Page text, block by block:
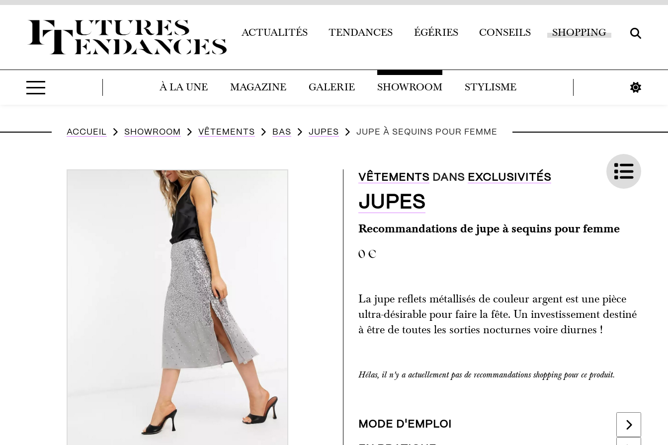
ACTUALITÉS TENDANCES ÉGÉRIES CONSEILS SHOPPING
À LA UNE MAGAZINE GALERIE SHOWROOM STYLISME
ACCUEIL SHOWROOM VÊTEMENTS BAS JUPES JUPE À SEQUINS POUR FEMME
VÊTEMENTS DANS EXCLUSIVITÉS
JUPES
Recommandations de jupe à sequins pour femme
0€
La jupe reflets métallisés de couleur argent est une pièce
ultra-désirable pour faire la fête. Un investissement destiné
à être de toutes les sorties nocturnes voire diurnes !
Hélas, il n'y a actuellement pas de recommandations shopping pour ce produit.
MODE D'EMPLOI